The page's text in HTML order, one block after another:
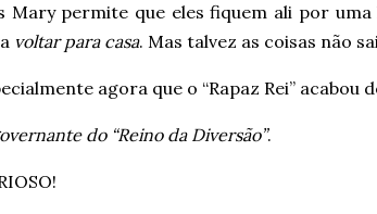
Mary permite que eles fiquem ali por
voltar para casa. Mas talvez as coisas não
agora que o “Rapaz Rei” acabou
do “Reino da Diversão”.